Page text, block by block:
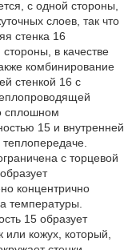
с одной стороны,
слоев, так что
стенка 16
в качестве
комбинирование
стенкой 16 с
сплошном
15 и внутренней
с торцевой
концентрично
температуры.
15 образует
кожух, который,